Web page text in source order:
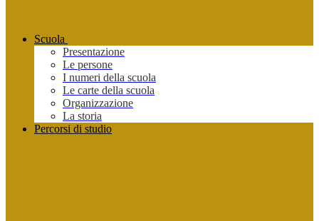
Scuola
Presentazione
Le persone
I numeri della scuola
Le carte della scuola
Organizzazione
La storia
Percorsi di studio